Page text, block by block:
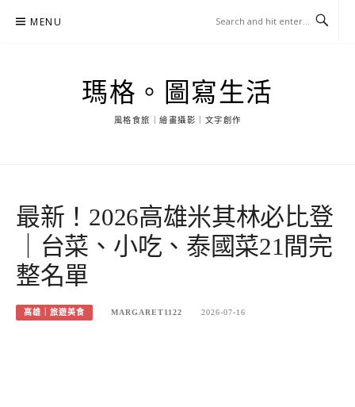
MENU
瑪格。圖寫生活
風格食旅｜繪畫攝影｜文字創作
最新！2026高雄米其林必比登
｜台菜、小吃、泰國菜21間完
整名單
高雄｜旅遊美食 MARGARET1122 2026-07-16